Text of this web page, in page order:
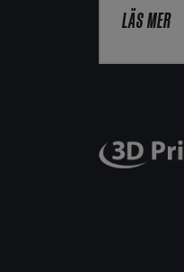
LÄS MER